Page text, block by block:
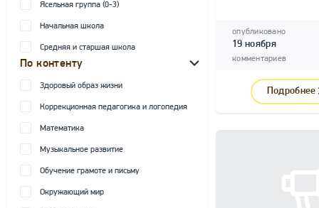
Ясельная группа (0-3)
Начальная школа
Средняя и старшая школа
По контенту
Здоровый образ жизни
Коррекционная педагогика и логопедия
Математика
Музыкальное развитие
Обучение грамоте и письму
Окружающий мир
опубликовано
19 ноября
комментариев
Подробнее